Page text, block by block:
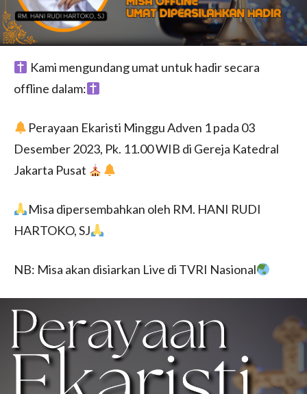
Kami mengundang umat untuk hadir secara
offline dalam:
Perayaan Ekaristi Minggu Adven 1 pada 03
Desember 2023, Pk. 11.00 WIB di Gereja Katedral
Jakarta Pusat
Misa dipersembahkan oleh RM. HANI RUDI
HARTOKO, SJ
NB: Misa akan disiarkan Live di TVRI Nasional